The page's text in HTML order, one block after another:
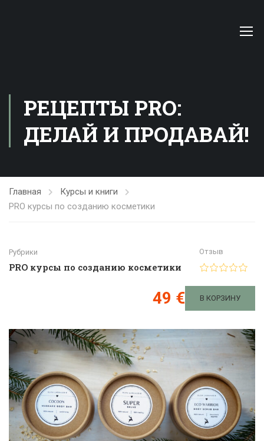
РЕЦЕПТЫ PRO:
ДЕЛАЙ И ПРОДАВАЙ!
Главная
Курсы и книги
PRO курсы по созданию косметики
Рубрики
PRO курсы по созданию косметики
Отзыв
49 € В КОРЗИНУ